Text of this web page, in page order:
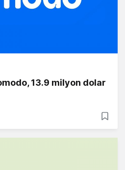
13.9 milyon dolar